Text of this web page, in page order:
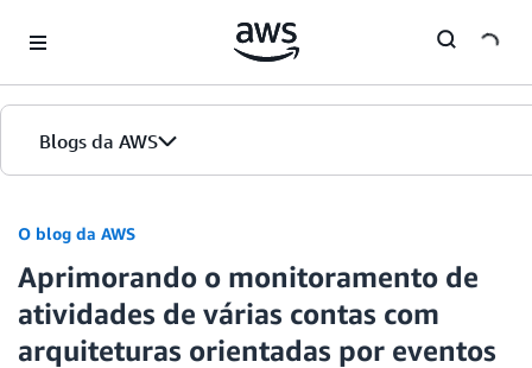
Blogs da AWS
Página inicial
Edições
O blog da AWS
Aprimorando o monitoramento de
atividades de várias contas com
arquiteturas orientadas por eventos